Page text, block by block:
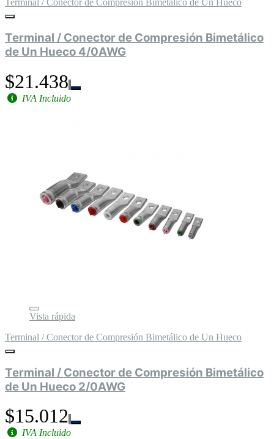
Terminal / Conector de Compresión Bimetálico de Un Hueco
Terminal / Conector de Compresión Bimetálico
de Un Hueco 4/0AWG
$21.438
IVA Incluido
Vista rápida
Terminal / Conector de Compresión Bimetálico de Un Hueco
Terminal / Conector de Compresión Bimetálico
de Un Hueco 2/0AWG
$15.012
IVA Incluido